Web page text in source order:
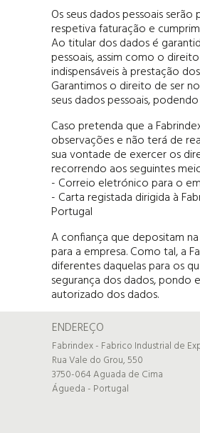
Os seus dados pessoais
respetiva faturação e
Ao titular dos dados é
pessoais, assim como o
indispensáveis à prestação
Garantimos o direito de ser
seus dados pessoais,
Caso pretenda que a
observações e não terá de
sua vontade de exercer os
recorrendo aos seguintes
- Correio eletrónico para o
- Carta registada dirigida à
Portugal
A confiança que depositam
para a empresa. Como tal, a
diferentes daquelas para os
segurança dos dados, pondo
autorizado dos dados.
ENDEREÇO
Fabrindex - Fabrico Industrial de
Rua Vale do Grou, 550
3750-064 Aguada de Cima
Águeda - Portugal